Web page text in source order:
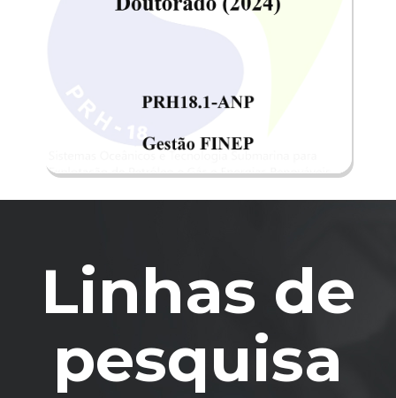
EDITAL DE BOLSAS DE
Linhas de
pesquisa